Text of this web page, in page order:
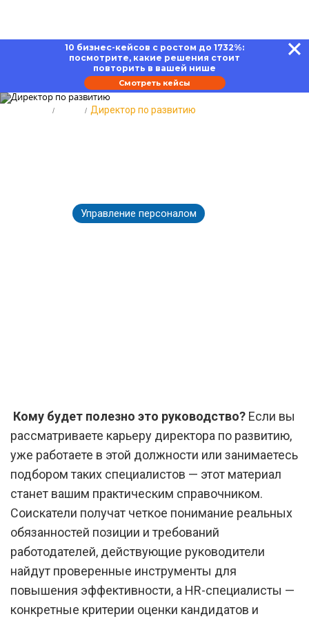
10 бизнес-кейсов с ростом до 1732%:
посмотрите, какие решения стоит
повторить в вашей нише
Смотреть кейсы
Директор по развитию
Управление персоналом
Кому будет полезно это руководство? Если вы
рассматриваете карьеру директора по развитию,
уже работаете в этой должности или занимаетесь
подбором таких специалистов — этот материал
станет вашим практическим справочником.
Соискатели получат четкое понимание реальных
обязанностей позиции и требований
работодателей, действующие руководители
найдут проверенные инструменты для
повышения эффективности, а HR-специалисты —
конкретные критерии оценки кандидатов и